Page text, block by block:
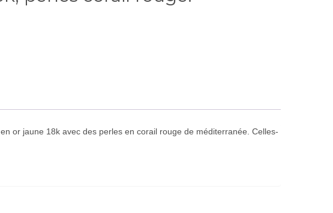
or jaune 18k avec des perles en corail rouge de méditerranée. Celles-